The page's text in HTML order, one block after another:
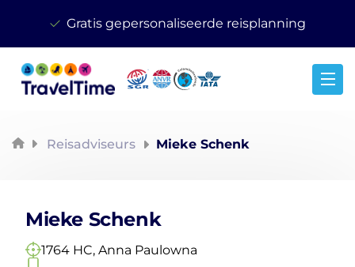
Gratis gepersonaliseerde reisplanning
Reisadviseurs Mieke Schenk
Mieke Schenk
1764 HC, Anna Paulowna
Reisspecialist